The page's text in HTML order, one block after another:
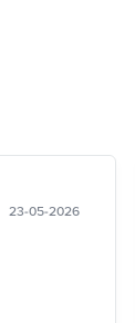
23-05-2026